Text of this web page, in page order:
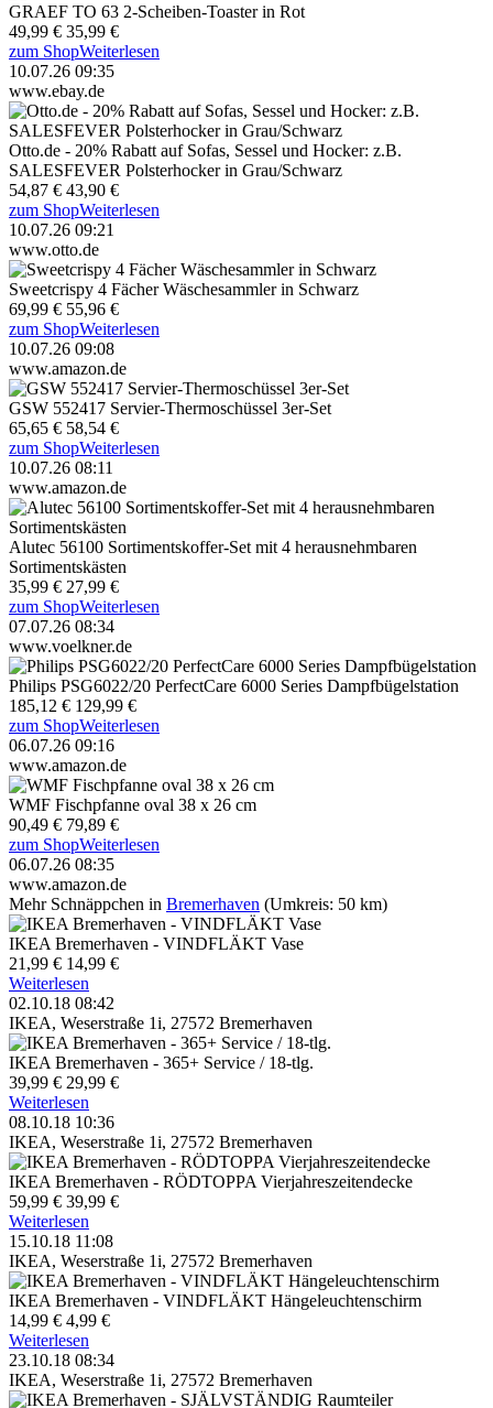
GRAEF TO 63 2-Scheiben-Toaster in Rot
49,99 € 35,99 €
zum ShopWeiterlesen
10.07.26 09:35
www.ebay.de
Otto.de - 20% Rabatt auf Sofas, Sessel und Hocker: z.B.
SALESFEVER Polsterhocker in Grau/Schwarz
54,87 € 43,90 €
zum ShopWeiterlesen
10.07.26 09:21
www.otto.de
Sweetcrispy 4 Fächer Wäschesammler in Schwarz
69,99 € 55,96 €
zum ShopWeiterlesen
10.07.26 09:08
www.amazon.de
GSW 552417 Servier-Thermoschüssel 3er-Set
65,65 € 58,54 €
zum ShopWeiterlesen
10.07.26 08:11
www.amazon.de
Alutec 56100 Sortimentskoffer-Set mit 4 herausnehmbaren
Sortimentskästen
35,99 € 27,99 €
zum ShopWeiterlesen
07.07.26 08:34
www.voelkner.de
Philips PSG6022/20 PerfectCare 6000 Series Dampfbügelstation
185,12 € 129,99 €
zum ShopWeiterlesen
06.07.26 09:16
www.amazon.de
WMF Fischpfanne oval 38 x 26 cm
90,49 € 79,89 €
zum ShopWeiterlesen
06.07.26 08:35
www.amazon.de
Mehr Schnäppchen in Bremerhaven (Umkreis: 50 km)
IKEA Bremerhaven - VINDFLÄKT Vase
21,99 € 14,99 €
Weiterlesen
02.10.18 08:42
IKEA, Weserstraße 1i, 27572 Bremerhaven
IKEA Bremerhaven - 365+ Service / 18-tlg.
39,99 € 29,99 €
Weiterlesen
08.10.18 10:36
IKEA, Weserstraße 1i, 27572 Bremerhaven
IKEA Bremerhaven - RÖDTOPPA Vierjahreszeitendecke
59,99 € 39,99 €
Weiterlesen
15.10.18 11:08
IKEA, Weserstraße 1i, 27572 Bremerhaven
IKEA Bremerhaven - VINDFLÄKT Hängeleuchtenschirm
14,99 € 4,99 €
Weiterlesen
23.10.18 08:34
IKEA, Weserstraße 1i, 27572 Bremerhaven